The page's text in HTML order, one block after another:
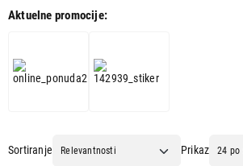
OPREMA ZA MOBILNE
Aktuelne promocije:
Sortiranje Prikaz